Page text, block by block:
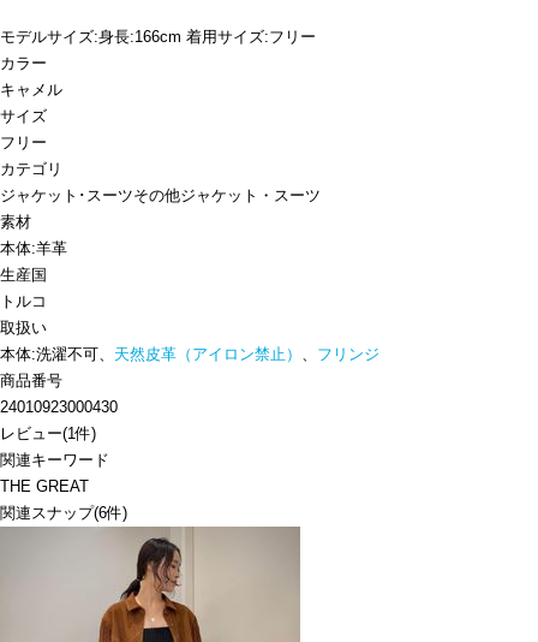
モデルサイズ:身長:166cm 着用サイズ:フリー
カラー
キャメル
サイズ
フリー
カテゴリ
ジャケット･スーツその他ジャケット・スーツ
素材
本体:羊革
生産国
トルコ
取扱い
本体:洗濯不可、 天然皮革（アイロン禁止） 、 フリンジ
商品番号
24010923000430
レビュー(1件)
関連キーワード
THE GREAT
関連スナップ(6件)